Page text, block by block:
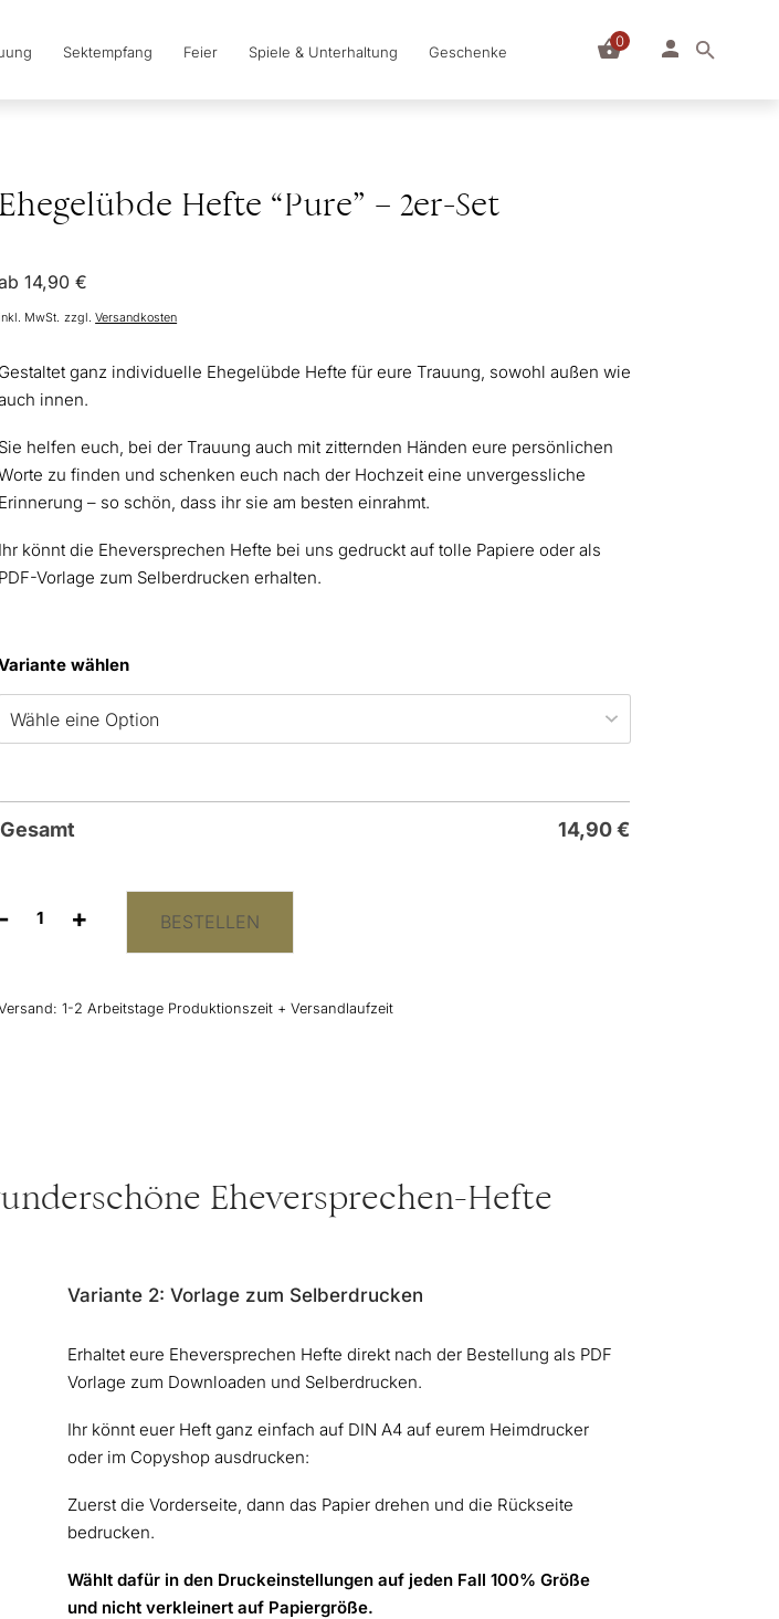
Sektempfang Feier Spiele & Unterhaltung Geschenke
0
Ehegelübde Hefte “Pure” – 2er-Set
14,90€
MwSt. zzgl.Versandkosten
Gestaltet ganz individuelle Ehegelübde Hefte für eure Trauung, sowohl außen wie
innen.
Sie helfen euch, bei der Trauung auch mit zitternden Händen eure persönlichen
zu finden und schenken euch nach der Hochzeit eine unvergessliche
Erinnerung – so schön, dass ihr sie am besten einrahmt.
Ihr könnt die Eheversprechen Hefte bei uns gedruckt auf tolle Papiere oder als
PDF-Vorlage zum Selberdrucken erhalten.
wählen
Gesamt 14,90€
-
Ehegelübde
+ BESTELLEN
1-2 Arbeitstage Produktionszeit + Versandlaufzeit
Eheversprechen-Hefte
Variante 2: Vorlage zum Selberdrucken
Erhaltet eure Eheversprechen Hefte direkt nach der Bestellung als PDF
Vorlage zum Downloaden und Selberdrucken.
Ihr könnt euer Heft ganz einfach auf DIN A4 auf eurem Heimdrucker
oder im Copyshop ausdrucken:
Zuerst die Vorderseite, dann das Papier drehen und die Rückseite
bedrucken.
Wählt dafür in den Druckeinstellungen auf jeden Fall 100% Größe
und nicht verkleinert auf Papiergröße.